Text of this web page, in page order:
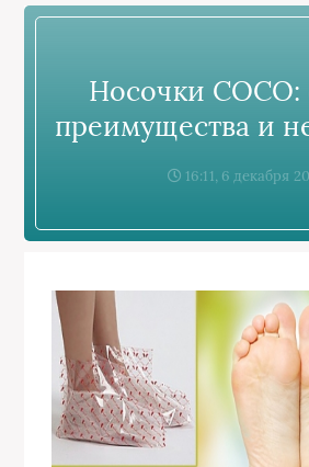
Носочки СОСО:
преимущества и
16:11, 6 декабря